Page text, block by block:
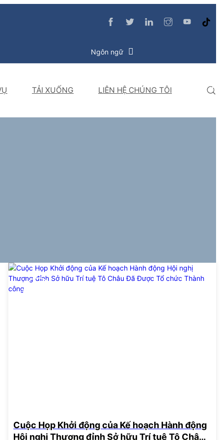
Ngôn ngữ
TẢI XUỐNG LIÊN HỆ CHÚNG TÔI
Cuộc Họp Khởi động của Kế hoạch Hành động
Hội nghị Thượng đỉnh Sở hữu Trí tuệ Tô Châu